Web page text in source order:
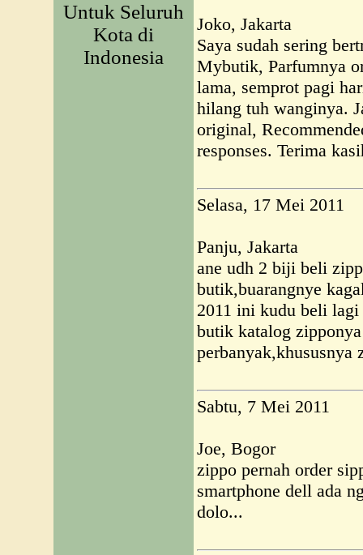
Untuk Seluruh
Kota di
Indonesia
Joko, Jakarta
Saya sudah sering
Mybutik, Parfumnya
lama, semprot pagi
hilang tuh wanginya.
original,
responses. Terima
Selasa, 17 Mei 2011
Panju, Jakarta
ane udh 2 biji beli
butik,buarangnye
2011 ini kudu beli
butik katalog
perbanyak,khususnya
Sabtu, 7 Mei 2011
Joe, Bogor
zippo pernah order
smartphone dell ada
dolo...